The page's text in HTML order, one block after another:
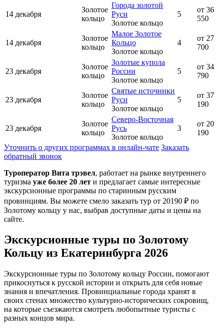
14 декабря
Золотое
кольцо
Города золотой
Руси
Золотое кольцо
5
от 36
550
14 декабря
Золотое
кольцо
Малое Золотое
Кольцо
Золотое кольцо
4
от 27
700
23 декабря
Золотое
кольцо
Золотые купола
России
Золотое кольцо
5
от 34
790
23 декабря
Золотое
кольцо
Святые источники
Руси
Золотое кольцо
5
от 37
190
23 декабря
Золотое
кольцо
Северо-Восточная
Русь
Золотое кольцо
3
от 20
190
Уточнить о других программах в онлайн-чате Заказать
обратный звонок
Туроператор Вита трэвел, работает на рынке внутреннего
туризма уже более 20 лет и предлагает самые интересные
экскурсионные программы по старинным русским
провинциям. Вы можете смело заказать тур от 20190 ₽ по
Золотому кольцу у нас, выбрав доступные даты и цены на
сайте.
Экскурсионные туры по Золотому
Кольцу из Екатеринбурга 2026
Экскурсионные туры по Золотому кольцу России, помогают
прикоснуться к русской истории и открыть для себя новые
знания и впечатления. Провинциальные города хранят в
своих стенах множество культурно-исторических сокровищ,
на которые съезжаются смотреть любопытные туристы с
разных концов мира.